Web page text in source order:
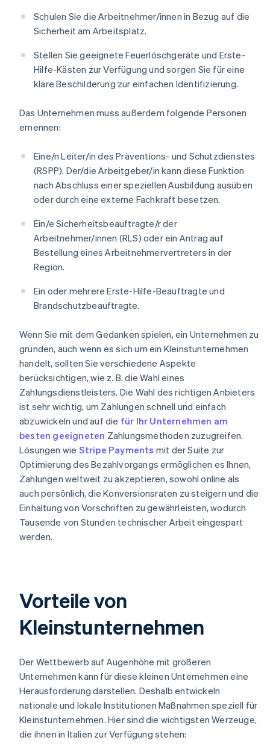
Schulen Sie die Arbeitnehmer/innen in Bezug auf die
Sicherheit am Arbeitsplatz.
Stellen Sie geeignete Feuerlöschgeräte und Erste-
Hilfe-Kästen zur Verfügung und sorgen Sie für eine
klare Beschilderung zur einfachen Identifizierung.
Das Unternehmen muss außerdem folgende Personen
ernennen:
Eine/n Leiter/in des Präventions- und Schutzdienstes
(RSPP). Der/die Arbeitgeber/in kann diese Funktion
nach Abschluss einer speziellen Ausbildung ausüben
oder durch eine externe Fachkraft besetzen.
Ein/e Sicherheitsbeauftragte/r der
Arbeitnehmer/innen (RLS) oder ein Antrag auf
Bestellung eines Arbeitnehmervertreters in der
Region.
Ein oder mehrere Erste-Hilfe-Beauftragte und
Brandschutzbeauftragte.
Wenn Sie mit dem Gedanken spielen, ein Unternehmen zu
gründen, auch wenn es sich um ein Kleinstunternehmen
handelt, sollten Sie verschiedene Aspekte
berücksichtigen, wie z. B. die Wahl eines
Zahlungsdienstleisters. Die Wahl des richtigen Anbieters
ist sehr wichtig, um Zahlungen schnell und einfach
abzuwickeln und auf die für Ihr Unternehmen am
besten geeigneten Zahlungsmethoden zuzugreifen.
Lösungen wie Stripe Payments mit der Suite zur
Optimierung des Bezahlvorgangs ermöglichen es Ihnen,
Zahlungen weltweit zu akzeptieren, sowohl online als
auch persönlich, die Konversionsraten zu steigern und die
Einhaltung von Vorschriften zu gewährleisten, wodurch
Tausende von Stunden technischer Arbeit eingespart
werden.
Vorteile von
Kleinstunternehmen
Der Wettbewerb auf Augenhöhe mit größeren
Unternehmen kann für diese kleinen Unternehmen eine
Herausforderung darstellen. Deshalb entwickeln
nationale und lokale Institutionen Maßnahmen speziell für
Kleinstunternehmen. Hier sind die wichtigsten Werzeuge,
die ihnen in Italien zur Verfügung stehen: